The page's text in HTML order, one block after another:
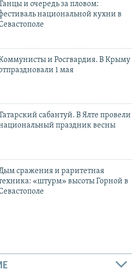
Танцы и очередь за пловом:
национальной кухни в
и Росгвардия. В Крыму
1 мая
Татарский сабантуй. В Ялте провели
праздник весны
сражения и раритетная
«штурм» высоты Горной в